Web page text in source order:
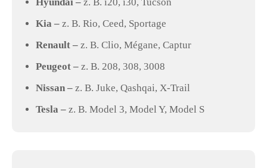
Kia – z. B. Rio, Ceed, Sportage
Renault – z. B. Clio, Mégane, Captur
Peugeot – z. B. 208, 308, 3008
Nissan – z. B. Juke, Qashqai, X-Trail
Tesla – z. B. Model 3, Model Y, Model S